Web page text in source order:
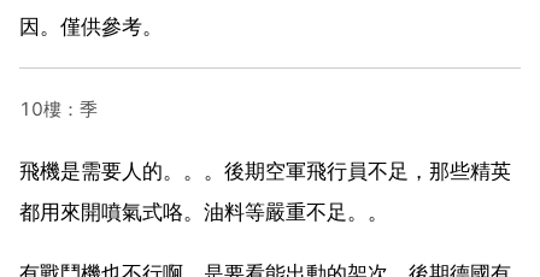
因。僅供參考。
10樓：季
飛機是需要人的。。。後期空軍飛行員不足，那些精英
都用來開噴氣式咯。油料等嚴重不足。。